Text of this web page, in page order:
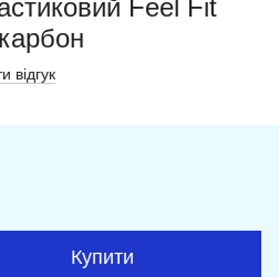
Feel Fit
відгук
Купити